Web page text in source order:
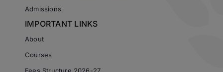
Admissions
IMPORTANT LINKS
About
Courses